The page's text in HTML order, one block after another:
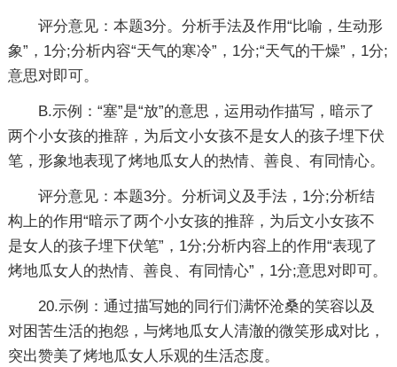
评分意见：本题3分。分析手法及作用“比喻，生动形
象”，1分;分析内容“天气的寒冷”，1分;“天气的干燥”，1分;
意思对即可。
B.示例：“塞”是“放”的意思，运用动作描写，暗示了
两个小女孩的推辞，为后文小女孩不是女人的孩子埋下伏
笔，形象地表现了烤地瓜女人的热情、善良、有同情心。
评分意见：本题3分。分析词义及手法，1分;分析结
构上的作用“暗示了两个小女孩的推辞，为后文小女孩不
是女人的孩子埋下伏笔”，1分;分析内容上的作用“表现了
烤地瓜女人的热情、善良、有同情心”，1分;意思对即可。
20.示例：通过描写她的同行们满怀沧桑的笑容以及
对困苦生活的抱怨，与烤地瓜女人清澈的微笑形成对比，
突出赞美了烤地瓜女人乐观的生活态度。